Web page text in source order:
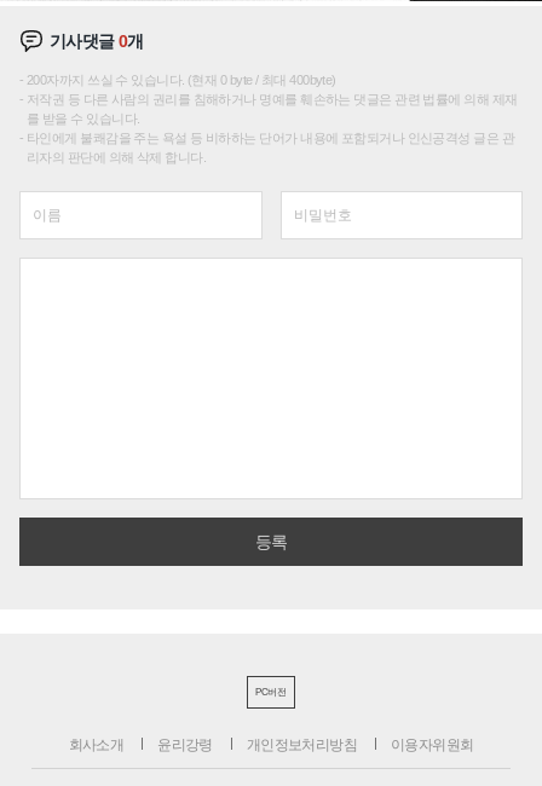
기사댓글0개
200자까지 쓰실 수 있습니다. (현재 0 byte / 최대 400byte)
저작권 등 다른 사람의 권리를 침해하거나 명예를 훼손하는 댓글은 관련 법률에 의해 제재
를 받을 수 있습니다.
타인에게 불쾌감을 주는 욕설 등 비하하는 단어가 내용에 포함되거나 인신공격성 글은 관
리자의 판단에 의해 삭제 합니다.
PC버전
회사소개 윤리강령 개인정보처리방침 이용자위원회